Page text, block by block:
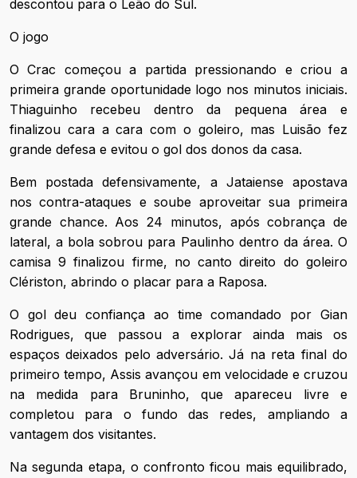
descontou para o Leão do Sul.
O jogo
O Crac começou a partida pressionando e criou a
primeira grande oportunidade logo nos minutos iniciais.
Thiaguinho recebeu dentro da pequena área e
finalizou cara a cara com o goleiro, mas Luisão fez
grande defesa e evitou o gol dos donos da casa.
Bem postada defensivamente, a Jataiense apostava
nos contra-ataques e soube aproveitar sua primeira
grande chance. Aos 24 minutos, após cobrança de
lateral, a bola sobrou para Paulinho dentro da área. O
camisa 9 finalizou firme, no canto direito do goleiro
Clériston, abrindo o placar para a Raposa.
O gol deu confiança ao time comandado por Gian
Rodrigues, que passou a explorar ainda mais os
espaços deixados pelo adversário. Já na reta final do
primeiro tempo, Assis avançou em velocidade e cruzou
na medida para Bruninho, que apareceu livre e
completou para o fundo das redes, ampliando a
vantagem dos visitantes.
Na segunda etapa, o confronto ficou mais equilibrado,